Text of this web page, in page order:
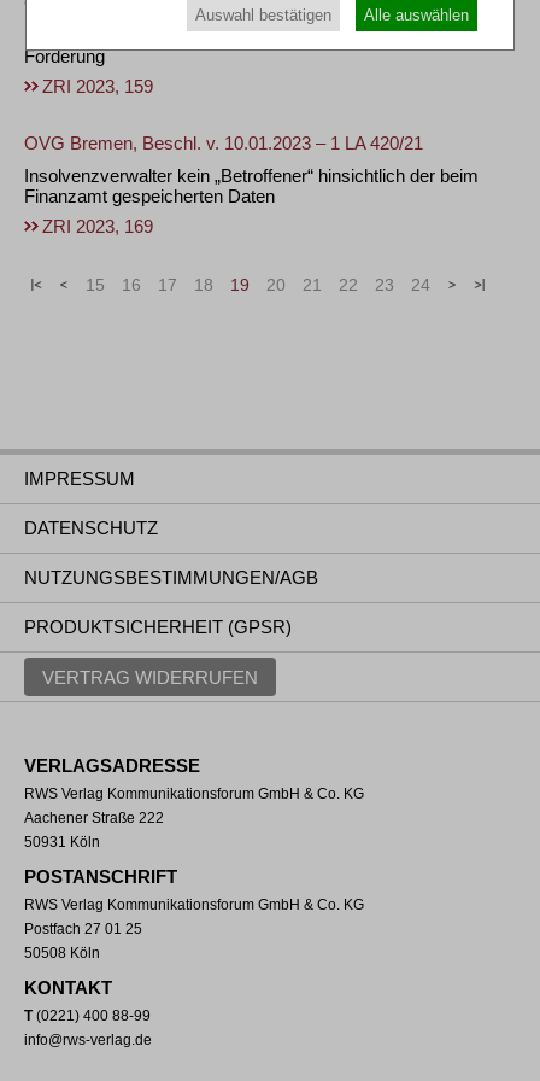
Insolvenzfestigkeit einer abgetretenen oder gesicherten
Forderung
ZRI 2023, 159
OVG Bremen, Beschl. v. 10.01.2023 – 1 LA 420/21
Insolvenzverwalter kein „Betroffener“ hinsichtlich der beim
Finanzamt gespeicherten Daten
ZRI 2023, 169
« < 15 16 17 18 19 20 21 22 23 24 > »
IMPRESSUM
DATENSCHUTZ
NUTZUNGSBESTIMMUNGEN/AGB
PRODUKTSICHERHEIT (GPSR)
VERTRAG WIDERRUFEN
VERLAGSADRESSE
RWS Verlag Kommunikationsforum GmbH & Co. KG
Aachener Straße 222
50931 Köln
POSTANSCHRIFT
RWS Verlag Kommunikationsforum GmbH & Co. KG
Postfach 27 01 25
50508 Köln
KONTAKT
T(0221) 400 88-99
info@rws-verlag.de
Auswahl bestätigen Alle auswählen